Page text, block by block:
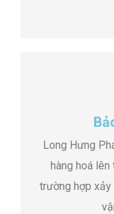
Long Hưng
hàng hoá
trường hợp xảy